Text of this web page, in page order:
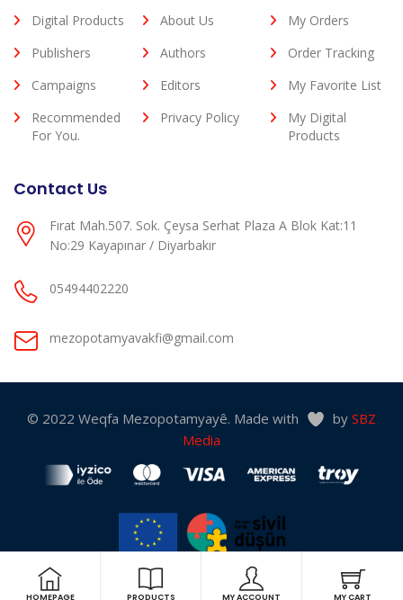
Digital Products
Publishers
Campaigns
Recommended
For You.
About Us
Authors
Editors
Privacy Policy
My Orders
Order Tracking
My Favorite List
My Digital
Products
Contact Us
Fırat Mah.507. Sok. Çeysa Serhat Plaza A Blok Kat:11
No:29 Kayapınar / Diyarbakır
05494402220
mezopotamyavakfi@gmail.com
© 2022 Weqfa Mezopotamyayê. Made with by SBZ
Media
“Bu web sitesi Avrupa Birliği Sivil Düşün Programı kapsamında Avrupa
Birliği desteği ile hazırlanmıştır. İçeriğin sorumluluğu tamamıyla
HOMEPAGE PRODUCTS MY ACCOUNT MY CART